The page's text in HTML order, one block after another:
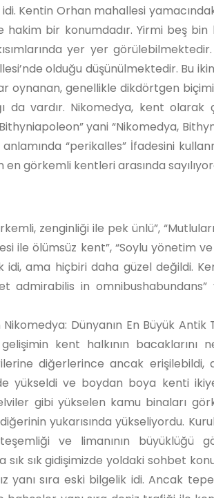
Kentin Orhan mahallesi
bir konumdadır. Yirmi beş bin
yer yer görülebilmektedir.
olduğu düşünülmektedir. Bu
oynanan, genellikle dikdörtgen
da vardır. Nikomedya, kent olarak
yani “Nikomedya,
“perikalles” İfadesini
görkemli kentleri arasında
zenginliği ile pek ünlü”,
ile ölümsüz kent”, “Soylu yönetim
idi, ama hiçbiri daha güzel değildi.
admirabilis in
Dünyanın En Büyük Antik
kent halkının bacaklarını
diğerlerince ancak erişilebildi,
yükseldi ve boydan boya kenti
gibi yükselen kamu binaları
yukarısında yükseliyordu.
ve limanının büyüklüğü
sık gidişimizde yoldaki sohbet
yanı sıra eski bilgelik idi. Ancak